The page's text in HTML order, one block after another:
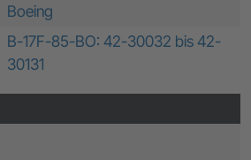
Boeing
B-17F-85-BO: 42-30032 bis 42-
30131